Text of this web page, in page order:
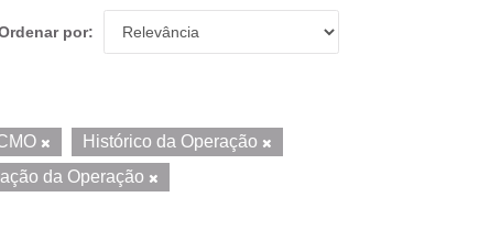
por
Histórico da Operação
da Operação